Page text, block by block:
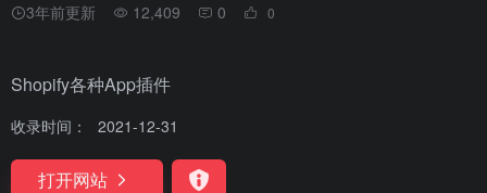
3年前更新 12,409 0 0
Shopify各种App插件
收录时间： 2021-12-31
打开网站